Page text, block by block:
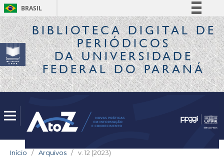
BRASIL
Simplifique!
Comunica BR
Participe
Acesso à informação
Legislação
BIBLIOTECA DIGITALDE
PERIÓDICOS
DA UNIVERSIDADE
FEDERAL DO PARANÁ
Início / Arquivos / v. 12 (2023)